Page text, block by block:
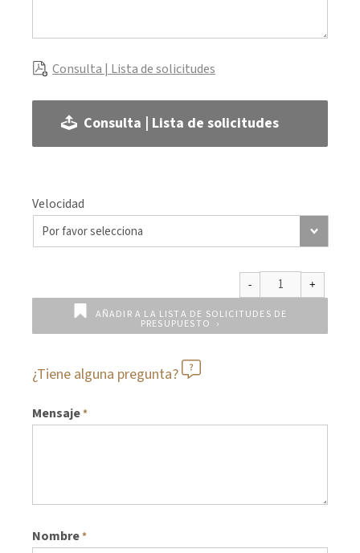
Consulta | Lista de solicitudes
Consulta | Lista de solicitudes
Velocidad
AÑADIR A LA LISTA DE SOLICITUDES DE
PRESUPUESTO
¿Tiene alguna pregunta?
Mensaje*
Nombre*